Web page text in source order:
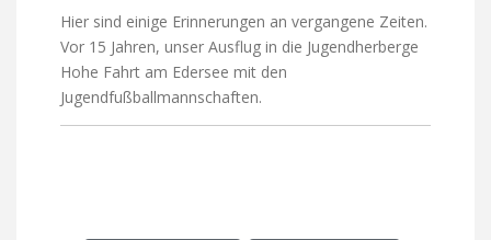
Hier sind einige Erinnerungen an vergangene Zeiten.
Vor 15 Jahren, unser Ausflug in die Jugendherberge
Hohe Fahrt am Edersee mit den
Jugendfußballmannschaften.